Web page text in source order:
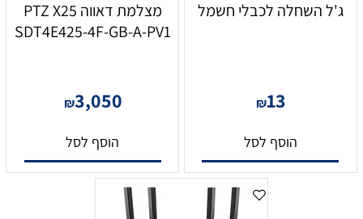
ג'ל השחלה לכבלי חשמל
₪13
הוסף לסל
מצלמת דאווה PTZ X25
SDT4E425-4F-GB-A-PV1
₪3,050
הוסף לסל